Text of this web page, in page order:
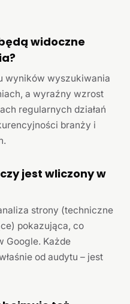
widoczne
wyników wyszukiwania
a wyraźny wzrost
regularnych działań
branży i
jest wliczony w
strony (techniczne
pokazująca, co
Google. Każde
od audytu – jest